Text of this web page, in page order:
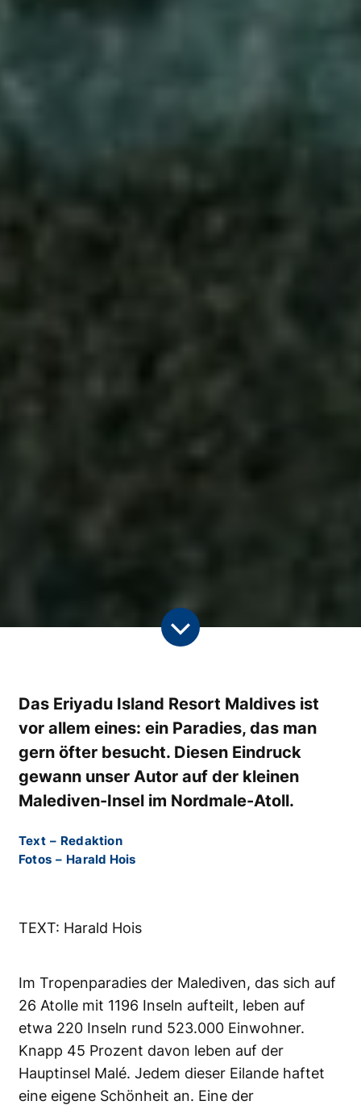
Das Eriyadu Island Resort Maldives ist
vor allem eines: ein Paradies, das man
gern öfter besucht. Diesen Eindruck
gewann unser Autor auf der kleinen
Malediven-Insel im Nordmale-Atoll.
Text – Redaktion
Fotos – Harald Hois
TEXT: Harald Hois
Im Tropenparadies der Malediven, das sich auf
26 Atolle mit 1196 Inseln aufteilt, leben auf
etwa 220 Inseln rund 523.000 Einwohner.
Knapp 45 Prozent davon leben auf der
Hauptinsel Malé. Jedem dieser Eilande haftet
eine eigene Schönheit an. Eine der